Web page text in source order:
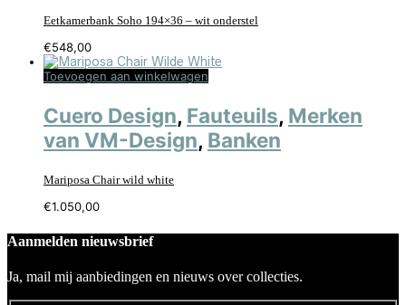
Eetkamerbank Soho 194×36 – wit onderstel
€548,00
Toevoegen aan winkelwagen
Cuero Design, Fauteuils, Merken
van VM-Design, Banken
Mariposa Chair wild white
€1.050,00
Aanmelden nieuwsbrief
Ja, mail mij aanbiedingen en nieuws over collecties.